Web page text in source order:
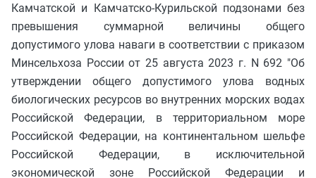
Камчатской и Камчатско-Курильской подзонами без
превышения суммарной величины общего
допустимого улова наваги в соответствии с приказом
Минсельхоза России от 25 августа 2023 г. N 692 "Об
утверждении общего допустимого улова водных
биологических ресурсов во внутренних морских водах
Российской Федерации, в территориальном море
Российской Федерации, на континентальном шельфе
Российской Федерации, в исключительной
экономической зоне Российской Федерации и